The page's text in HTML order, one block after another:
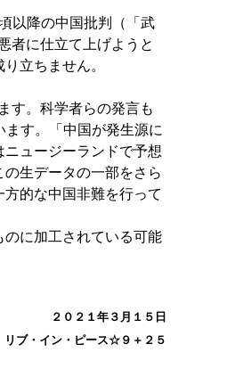
以降の中国批判（「武
者に仕立て上げようと
立ちません。
す。科学者らの発言も
す。「中国が発生源に
ュージーランドで予想
生データの一部をさら
的な中国非難を行って
に加工されている可能
２０２１年３月１５日
リブ・イン・ピース☆９＋２５